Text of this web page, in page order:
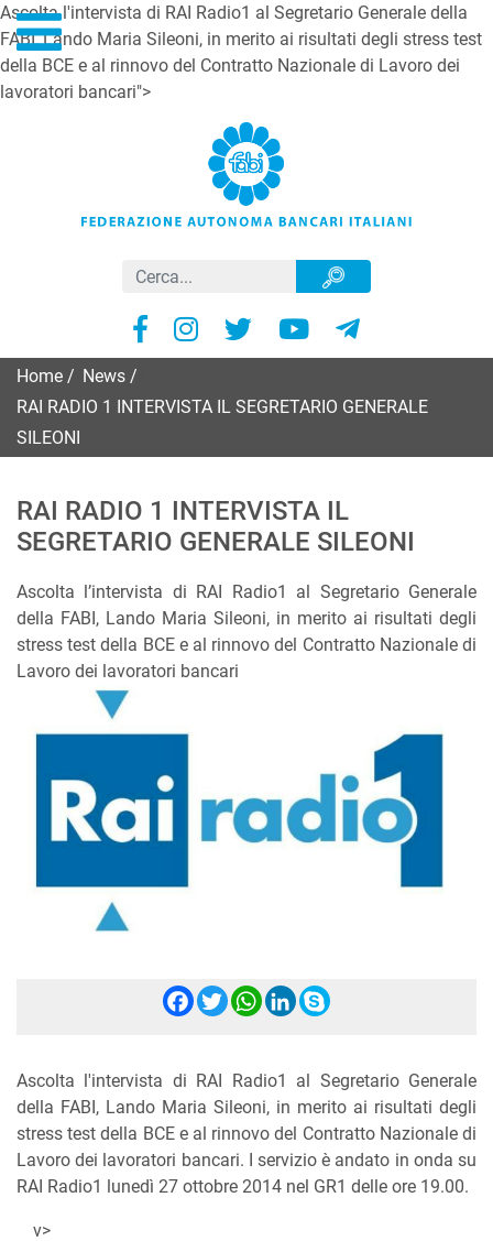
Ascolta l'intervista di RAI Radio1 al Segretario Generale della
FABI, Lando Maria Sileoni, in merito ai risultati degli stress test
della BCE e al rinnovo del Contratto Nazionale di Lavoro dei
lavoratori bancari">
Home News
RAI RADIO 1 INTERVISTA IL SEGRETARIO GENERALE
SILEONI
RAI RADIO 1 INTERVISTA IL
SEGRETARIO GENERALE SILEONI
Ascolta l’intervista di RAI Radio1 al Segretario Generale
della FABI, Lando Maria Sileoni, in merito ai risultati degli
stress test della BCE e al rinnovo del Contratto Nazionale di
Lavoro dei lavoratori bancari
Facebook
Twitter
WhatsApp
LinkedIn
Skype
Ascolta l'intervista di RAI Radio1 al Segretario Generale
della FABI, Lando Maria Sileoni, in merito ai risultati degli
stress test della BCE e al rinnovo del Contratto Nazionale di
Lavoro dei lavoratori bancari. I servizio è andato in onda su
RAI Radio1 lunedì 27 ottobre 2014 nel GR1 delle ore 19.00.
v>